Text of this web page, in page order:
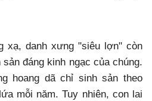
xạ, danh xưng "siêu lợn" còn
đáng kinh ngạc của chúng.
hoang dã chỉ sinh sản theo
mỗi năm. Tuy nhiên, con lai